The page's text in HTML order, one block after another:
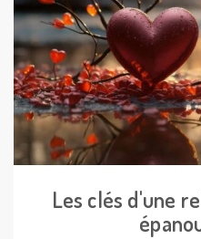
Les clés d'une